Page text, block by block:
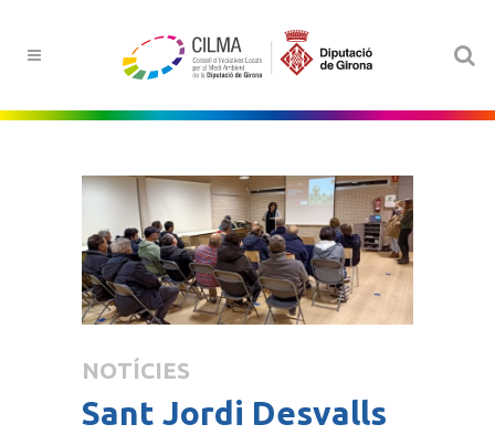
NOTÍCIES
Sant Jordi Desvalls